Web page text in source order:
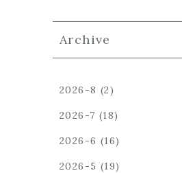
Archive
2026-8 (2)
2026-7 (18)
2026-6 (16)
2026-5 (19)